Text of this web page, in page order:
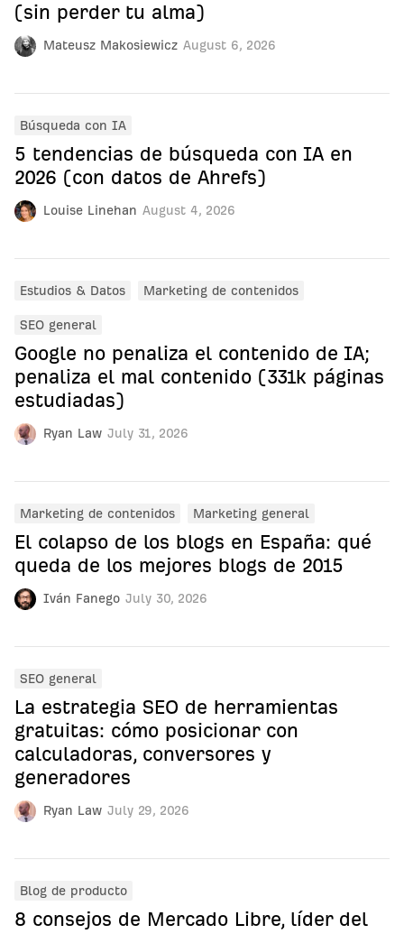
Mateusz Makosiewicz August 6, 2026
(sin perder tu alma)
Louise Linehan August 4, 2026
Búsqueda con IA
5 tendencias de búsqueda con IA en
2026 (con datos de Ahrefs)
Ryan Law July 31, 2026
Estudios & Datos Marketing de contenidos
SEO general
Google no penaliza el contenido de IA;
penaliza el mal contenido (331k páginas
estudiadas)
Iván Fanego July 30, 2026
Marketing de contenidos Marketing general
El colapso de los blogs en España: qué
queda de los mejores blogs de 2015
Ryan Law July 29, 2026
SEO general
La estrategia SEO de herramientas
gratuitas: cómo posicionar con
calculadoras, conversores y
generadores
Blog de producto
8 consejos de Mercado Libre, líder del